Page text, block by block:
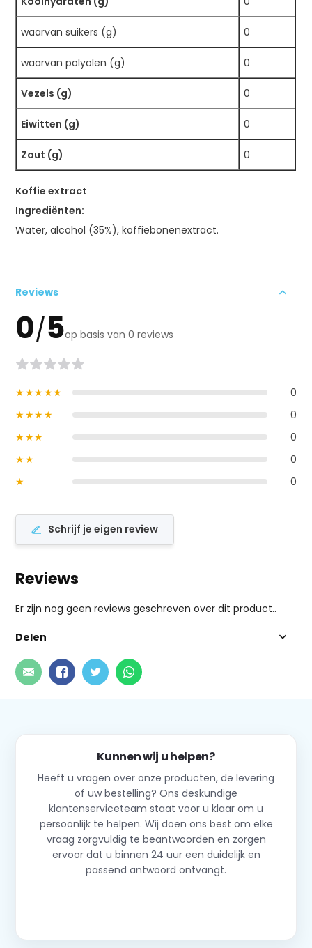
waarvan suikers (g) 0
waarvan polyolen (g) 0
Vezels (g) 0
Eiwitten (g) 0
Zout (g) 0
Koffie extract
Ingrediënten:
Water, alcohol (35%), koffiebonenextract.
Reviews
0/5op basis van 0 reviews
★★★★★
0
★★★★
0
★★★
0
★★
0
★
0
Schrijf je eigen review
Reviews
Er zijn nog geen reviews geschreven over dit product..
Delen
Kunnen wij u helpen?
Heeft u vragen over onze producten, de levering
of uw bestelling? Ons deskundige
klantenserviceteam staat voor u klaar om u
persoonlijk te helpen. Wij doen ons best om elke
vraag zorgvuldig te beantwoorden en zorgen
ervoor dat u binnen 24 uur een duidelijk en
passend antwoord ontvangt.